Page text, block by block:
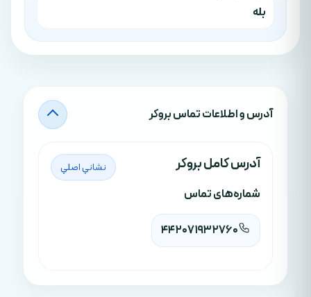
بله
آدرس‌ و اطلاعات تماس بروکر
آدرس کامل بروکر نشاني اصلي
شماره‌های تماس
442071932760